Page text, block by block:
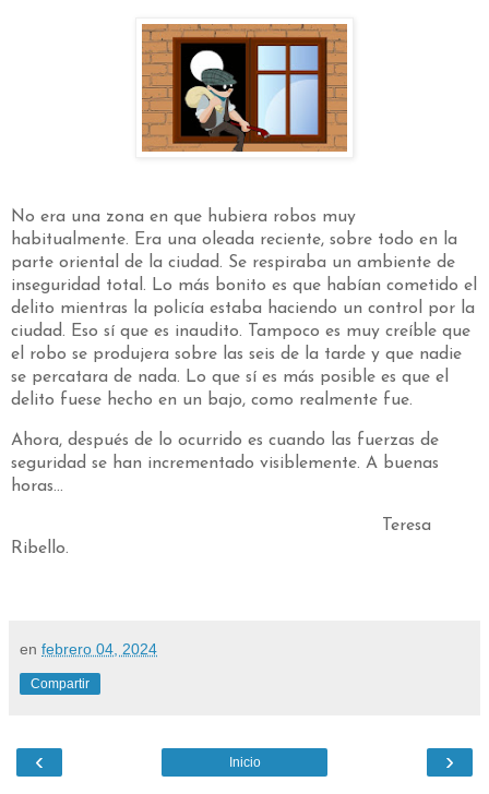
No era una zona en que hubiera robos muy
habitualmente. Era una oleada reciente, sobre todo en la
parte oriental de la ciudad. Se respiraba un ambiente de
inseguridad total. Lo más bonito es que habían cometido el
delito mientras la policía estaba haciendo un control por la
ciudad. Eso sí que es inaudito. Tampoco es muy creíble que
el robo se produjera sobre las seis de la tarde y que nadie
se percatara de nada. Lo que sí es más posible es que el
delito fuese hecho en un bajo, como realmente fue.
Ahora, después de lo ocurrido es cuando las fuerzas de
seguridad se han incrementado visiblemente. A buenas
horas...
Teresa
Ribello.
en febrero 04, 2024
Compartir
‹ ›
Inicio